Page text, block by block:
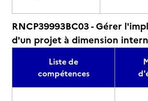
RNCP39993BC03 - Gérer
d'un projet à dimension
Liste de
compétences